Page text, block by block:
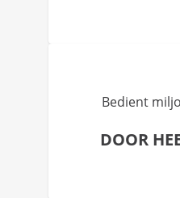
Bedient
DOOR